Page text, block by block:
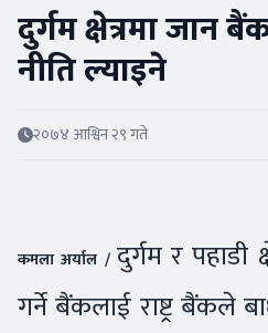
दुर्गम क्षेत्रमा जान
नीति ल्याइने
२०७४ आश्विन २९ गते
कमला अर्याल / दुर्गम र पहाडी
गर्ने बैंकलाई राष्ट्र बैंकले